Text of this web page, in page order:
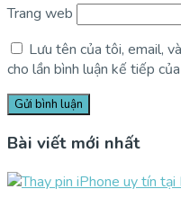
Trang web
Lưu tên của tôi, email,
cho lần bình luận kế tiếp
Bài viết mới nhất